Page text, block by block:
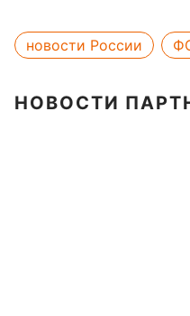
новости России
НОВОСТИ